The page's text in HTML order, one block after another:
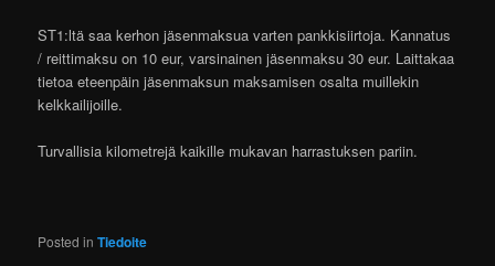
ST1:ltä saa kerhon jäsenmaksua varten pankkisiirtoja. Kannatus
/ reittimaksu on 10 eur, varsinainen jäsenmaksu 30 eur. Laittakaa
tietoa eteenpäin jäsenmaksun maksamisen osalta muillekin
kelkkailijoille.
Turvallisia kilometrejä kaikille mukavan harrastuksen pariin.
Posted in Tiedoite